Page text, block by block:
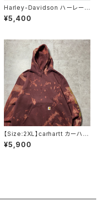
Harley-Davidson ハーレーダ
ビッドソン ロゴプリント メキ
シコ製 ブラック 黒 Tシャツ
¥5,400
【Size:2XL】carhartt カーハー
ト ルーズフィット ラベルロ
ゴ ワインレッド ボルドー ス
¥5,900